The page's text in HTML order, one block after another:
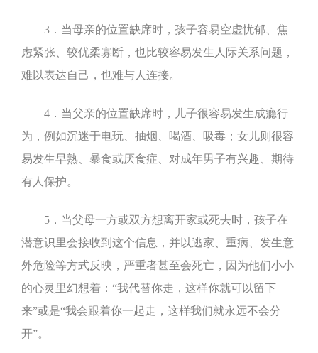
3 ．当母亲的位置缺席时，孩子容易空虚忧郁、焦
虑紧张、较优柔寡断，也比较容易发生 人际关系问题，
难以表达自己，也难与人连接。
4 ．当父亲的位置缺席时，儿子很容易发生成瘾行
为，例如沉迷于电玩、抽烟、喝酒、吸毒；女儿则很容
易发生早熟、暴食或厌食症、对成年男子有兴趣、期待
有人保护。
5 ．当父母一方或双方想离开家或死去时，孩子在
潜意识里会接收到这个信息，并以逃家、重病、发生意
外危险等方式反映，严重者甚至会死亡，因为他们小小
的心灵里幻想着：“我代替你走，这样你就可以留下
来”或是“我会跟着你一起走，这样我们就永远不会分
开”。